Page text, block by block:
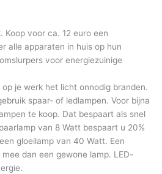
Koop voor ca. 12 euro een
alle apparaten in huis op hun
voor energiezuinige
je werk het licht onnodig branden.
spaar- of ledlampen. Voor bijna
te koop. Dat bespaart als snel
van 8 Watt bespaart u 20%
gloeilamp van 40 Watt. Een
dan een gewone lamp. LED-